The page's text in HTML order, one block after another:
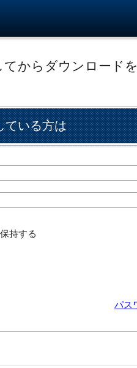
からダウンロード
ている方は
持する
パス